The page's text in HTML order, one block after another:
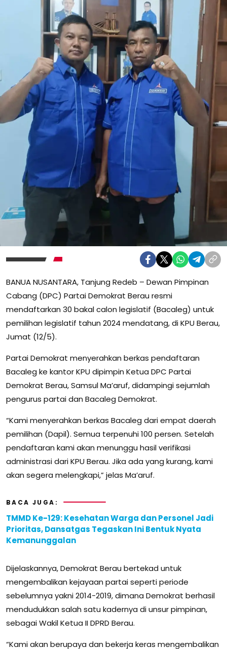
BANUA NUSANTARA, Tanjung Redeb – Dewan Pimpinan
Cabang (DPC) Partai Demokrat Berau resmi
mendaftarkan 30 bakal calon legislatif (Bacaleg) untuk
pemilihan legislatif tahun 2024 mendatang, di KPU Berau,
Jumat (12/5).
Partai Demokrat menyerahkan berkas pendaftaran
Bacaleg ke kantor KPU dipimpin Ketua DPC Partai
Demokrat Berau, Samsul Ma’aruf, didampingi sejumlah
pengurus partai dan Bacaleg Demokrat.
“Kami menyerahkan berkas Bacaleg dari empat daerah
pemilihan (Dapil). Semua terpenuhi 100 persen. Setelah
pendaftaran kami akan menunggu hasil verifikasi
administrasi dari KPU Berau. Jika ada yang kurang, kami
akan segera melengkapi,” jelas Ma’aruf.
BACA JUGA:
TMMD Ke-129: Kesehatan Warga dan Personel Jadi
Prioritas, Dansatgas Tegaskan Ini Bentuk Nyata
Kemanunggalan
Dijelaskannya, Demokrat Berau bertekad untuk
mengembalikan kejayaan partai seperti periode
sebelumnya yakni 2014-2019, dimana Demokrat berhasil
mendudukkan salah satu kadernya di unsur pimpinan,
sebagai Wakil Ketua II DPRD Berau.
“Kami akan berupaya dan bekerja keras mengembalikan